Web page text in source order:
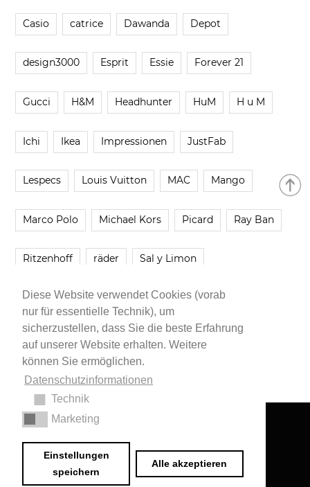
Diese Website verwendet Cookies (vorab
nur für essentielle Technik), um
sicherzustellen, dass Sie die beste Erfahrung
auf unserer Website erhalten. Weitere
können Sie ermöglichen.
Datenschutzinformationen
Technik
Marketing
Einstellungen
speichern
Alle akzeptieren
Casio catrice Dawanda Depot
design3000 Esprit Essie Forever 21
Gucci H&M Headhunter HuM H u M
Ichi Ikea Impressionen JustFab
Lespecs Louis Vuitton MAC Mango
Marco Polo Michael Kors Picard Ray Ban
Ritzenhoff räder Sal y Limon
Smartbuyglasses smash! Steve Madden
Younique Zara
Impressum
© 2020 Dr. Sarah Schwab-Jung